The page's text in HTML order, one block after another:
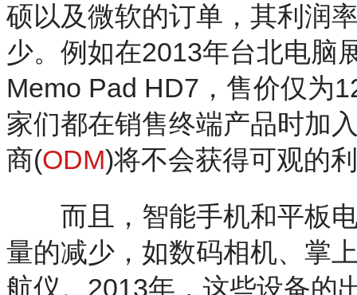
硕以及微软的订单，其利润
少。例如在2013年台北电脑
Memo Pad HD7，售价仅为
家们都在销售终端产品时加
商(ODM)将不会获得可观的
而且，智能手机和平板电
量的减少，如数码相机、掌
航仪。2013年，这些设备的